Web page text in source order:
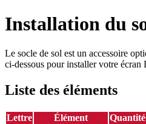
Installation du
Le socle de sol est un accessoire
ci-dessous pour installer votre écran
Liste des éléments
Lettre Élément Quantité